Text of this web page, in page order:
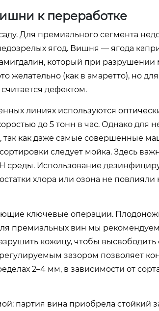
к переработке
Для премиального сегмента
ягод. Вишня — ягода
который при
желательно (как в амаретто), но
дефектом.
линиях используются
до 5 тонн в час. Однако для
так как даже самые совершенные
следует мойка. Здесь
среды. Использование
хлора или озона не повлияли
ключевые операции.
премиальных вин мы
кожицу, чтобы высвободить
зазором позволяет
2–4 мм, в зависимости от
партия вина приобрела стойкий